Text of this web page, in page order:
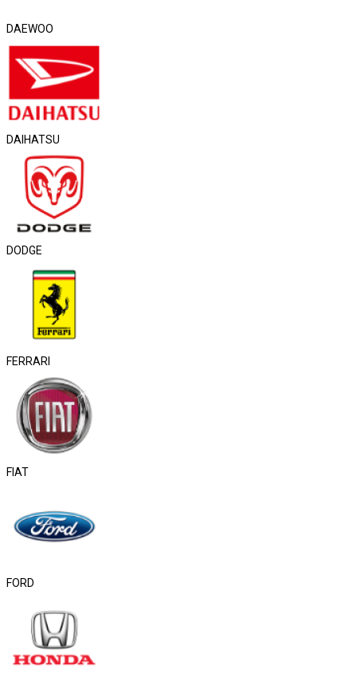
DAEWOO
DAIHATSU
DODGE
FERRARI
FIAT
FORD